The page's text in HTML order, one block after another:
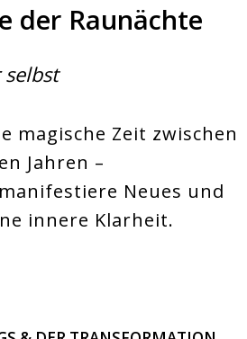
der Raunächte
selbst
magische Zeit zwischen
Jahren –
Neues und
innere Klarheit.